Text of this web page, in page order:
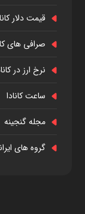
قیمت دلار
صرافی های
نرخ ارز در
ساعت کانادا
مجله گنجینه
گروه های